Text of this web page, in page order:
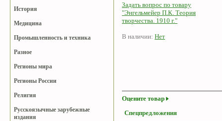
История
Медицина
Промышленность и техника
Разное
Регионы мира
Регионы России
Религия
Русскоязычные зарубежные
издания
Задать вопрос по товару
"Энгельмейер П.К. Теория
творчества. 1910 г."
В наличии: Нет
Оцените товар
Спецпредложения